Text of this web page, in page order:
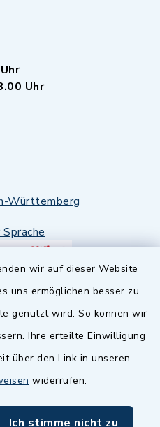
wir auf dieser Website
uns ermöglichen besser zu
genutzt wird. So können wir
Ihre erteilte Einwilligung
über den Link in unseren
widerrufen.
Ich stimme nicht zu
Uhr
Württemberg